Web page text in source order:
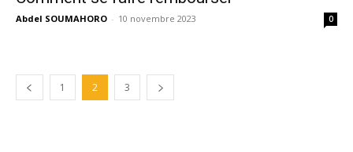
Abdel SOUMAHORO - 10 novembre 2023 0
1 2 3